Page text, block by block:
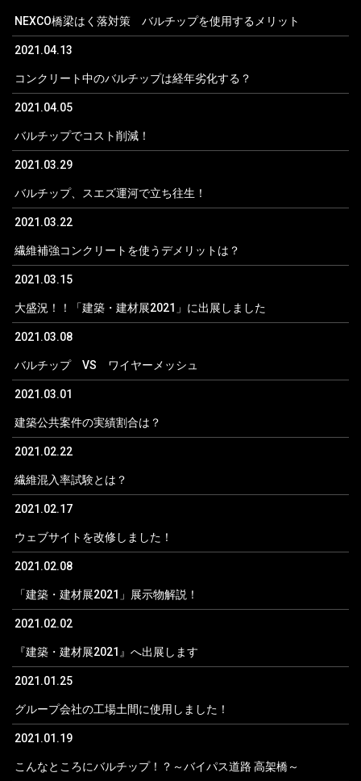
NEXCO橋梁はく落対策 バルチップを使用するメリット
2021.04.13
コンクリート中のバルチップは経年劣化する？
2021.04.05
バルチップでコスト削減！
2021.03.29
バルチップ、スエズ運河で立ち往生！
2021.03.22
繊維補強コンクリートを使うデメリットは？
2021.03.15
大盛況！！「建築・建材展2021」に出展しました
2021.03.08
バルチップ VS ワイヤーメッシュ
2021.03.01
建築公共案件の実績割合は？
2021.02.22
繊維混入率試験とは？
2021.02.17
ウェブサイトを改修しました！
2021.02.08
「建築・建材展2021」展示物解説！
2021.02.02
『建築・建材展2021』へ出展します
2021.01.25
グループ会社の工場土間に使用しました！
2021.01.19
こんなところにバルチップ！？～バイパス道路 高架橋～